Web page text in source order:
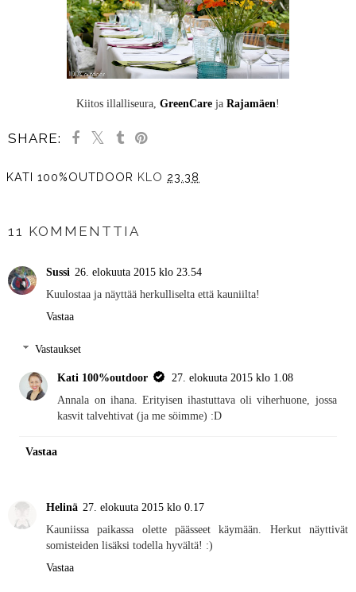
Kiitos illalliseura, GreenCare ja Rajamäen!
SHARE:
KATI 100%OUTDOOR KLO 23.38
11 KOMMENTTIA
Sussi 26. elokuuta 2015 klo 23.54
Kuulostaa ja näyttää herkulliselta että kauniilta!
Vastaa
Vastaukset
Kati 100%outdoor
27. elokuuta 2015 klo 1.08
Annala on ihana. Erityisen ihastuttava oli viherhuone, jossa
kasvit talvehtivat (ja me söimme) :D
Vastaa
Helinä 27. elokuuta 2015 klo 0.17
Kauniissa paikassa olette päässeet käymään. Herkut näyttivät
somisteiden lisäksi todella hyvältä! :)
Vastaa